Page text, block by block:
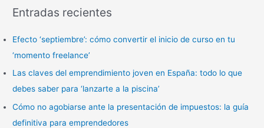
c
o
r
:
Entradas recientes
Efecto ‘septiembre’: cómo convertir el inicio de curso en tu
‘momento freelance’
Las claves del emprendimiento joven en España: todo lo que
debes saber para ‘lanzarte a la piscina’
Cómo no agobiarse ante la presentación de impuestos: la guía
definitiva para emprendedores